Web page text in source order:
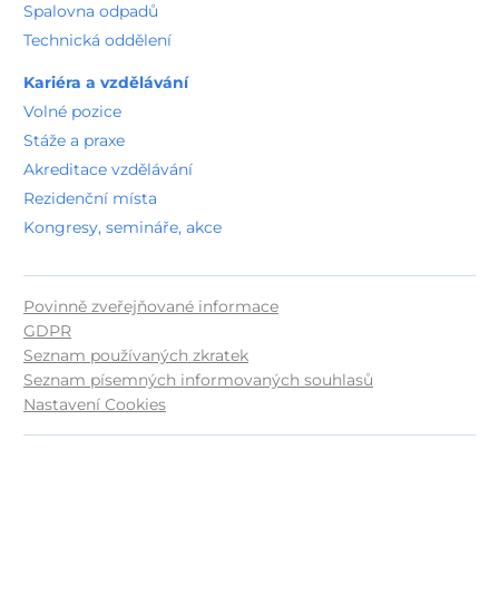
Spalovna odpadů
Technická oddělení
Kariéra a vzdělávání
Volné pozice
Stáže a praxe
Akreditace vzdělávání
Rezidenční místa
Kongresy, semináře, akce
Povinně zveřejňované informace
GDPR
Seznam používaných zkratek
Seznam písemných informovaných souhlasů
Nastavení Cookies